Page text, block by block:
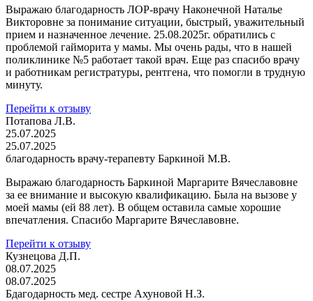
Выражаю благодарность ЛОР-врачу Наконечной Наталье
Викторовне за понимание ситуации, быстрый, уважительный
прием и назначенное лечение. 25.08.2025г. обратились с
проблемой гайморита у мамы. Мы очень рады, что в нашей
поликлинике №5 работает такой врач. Еще раз спасибо врачу
и работникам регистратуры, рентгена, что помогли в трудную
минуту.
Перейти к отзыву
Потапова Л.В.
25.07.2025
25.07.2025
благодарность врачу-терапевту Баркиной М.В.
Выражаю благодарность Баркиной Маргарите Вячеславовне
за ее внимание и высокую квалификацию. Была на вызове у
моей мамы (ей 88 лет). В общем оставила самые хорошие
впечатления. Спасибо Маргарите Вячеславовне.
Перейти к отзыву
Кузнецова Д.П.
08.07.2025
08.07.2025
Бдагодарность мед. сестре Ахуновой Н.З.